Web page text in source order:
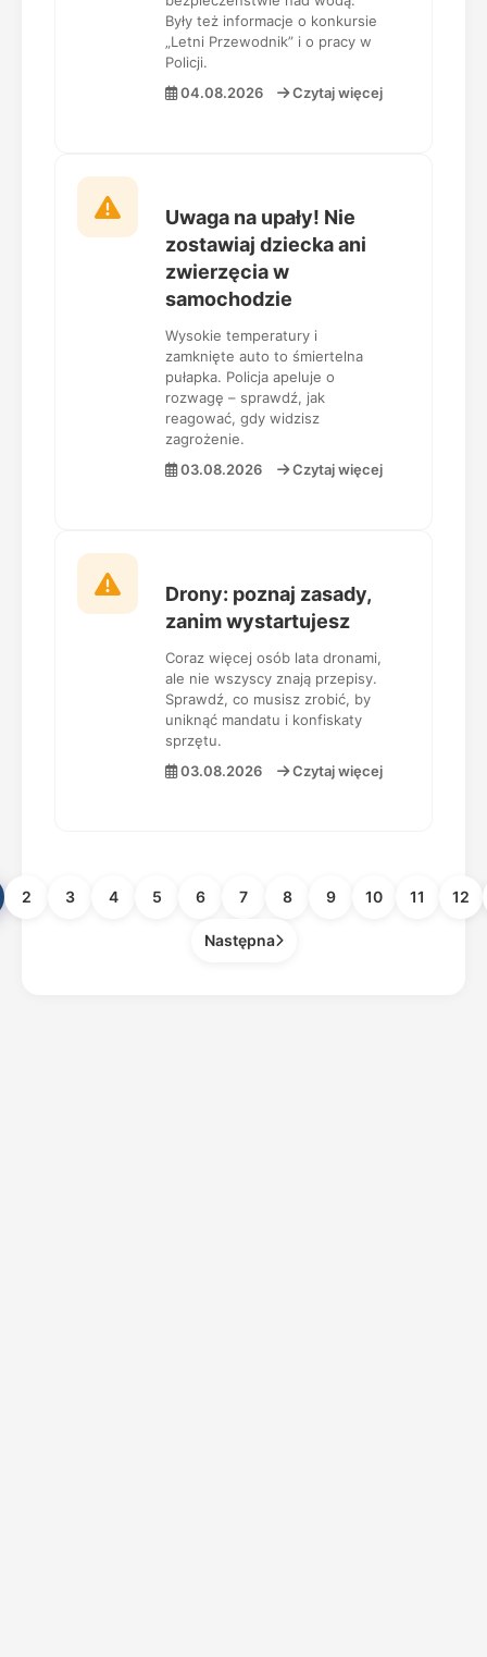
Były też informacje o konkursie
„Letni Przewodnik” i o pracy w
Policji.
04.08.2026
Czytaj więcej
Uwaga na upały! Nie
zostawiaj dziecka ani
zwierzęcia w
samochodzie
Wysokie temperatury i
zamknięte auto to śmiertelna
pułapka. Policja apeluje o
rozwagę – sprawdź, jak
reagować, gdy widzisz
zagrożenie.
03.08.2026
Czytaj więcej
Drony: poznaj zasady,
zanim wystartujesz
Coraz więcej osób lata dronami,
ale nie wszyscy znają przepisy.
Sprawdź, co musisz zrobić, by
uniknąć mandatu i konfiskaty
sprzętu.
03.08.2026
Czytaj więcej
2 3 4 5 6 7 8 9 10 11 12
Następna